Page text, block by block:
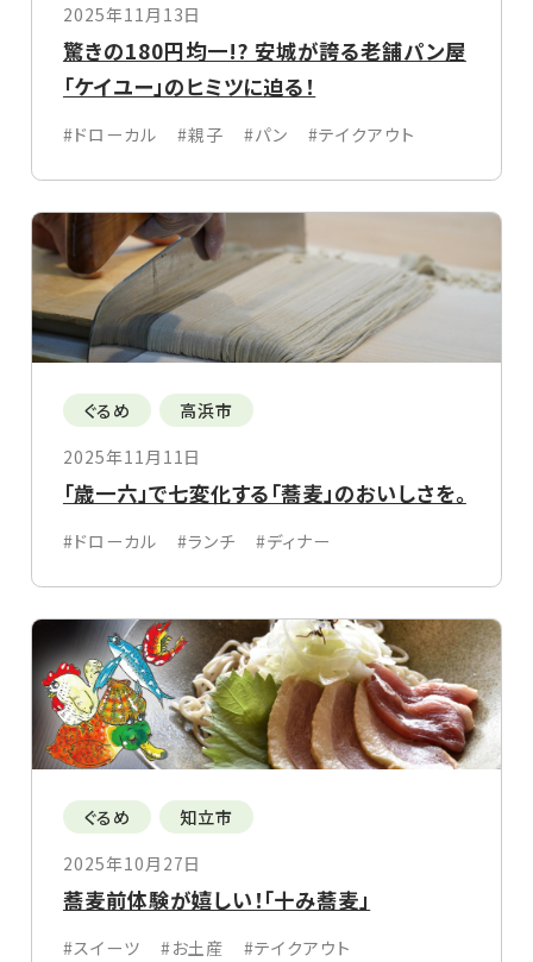
2025年11月13日
驚きの180円均一!? 安城が誇る老舗パン屋
「ケイユー」のヒミツに迫る！
#ドローカル #親子 #パン #テイクアウト
ぐるめ
高浜市
2025年11月11日
「歳一六」で七変化する「蕎麦」のおいしさを。
#ドローカル #ランチ #ディナー
ぐるめ
知立市
2025年10月27日
蕎麦前体験が嬉しい！「十み蕎麦」
#スイーツ #お土産
#テイクアウト